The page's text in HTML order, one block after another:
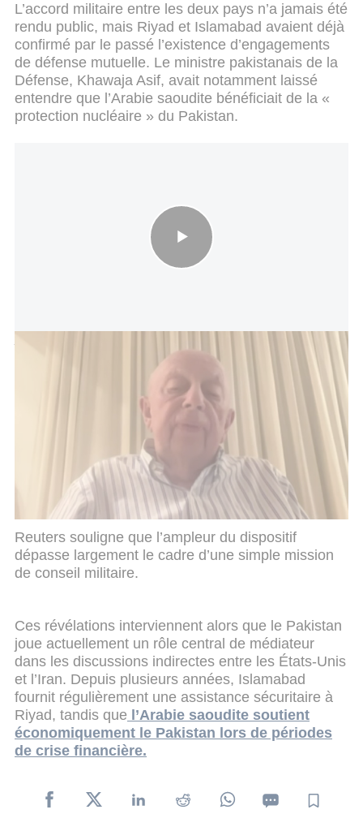
L’accord militaire entre les deux pays n’a jamais été
rendu public, mais Riyad et Islamabad avaient déjà
confirmé par le passé l’existence d’engagements
de défense mutuelle. Le ministre pakistanais de la
Défense, Khawaja Asif, avait notamment laissé
entendre que l’Arabie saoudite bénéficiait de la «
protection nucléaire » du Pakistan.
Avi Pazner : « Sans menace militaire concrète, l’Iran ne donnera
Une source gouvernementale citée par Reuters
affirme que cet accord pourrait permettre le
déploiement de jusqu’à 80 000 soldats pakistanais
afin de renforcer la sécurité des frontières
saoudiennes aux côtés des forces locales.
Reuters souligne que l’ampleur du dispositif
dépasse largement le cadre d’une simple mission
de conseil militaire.
Ces révélations interviennent alors que le Pakistan
joue actuellement un rôle central de médiateur
dans les discussions indirectes entre les États-Unis
et l’Iran. Depuis plusieurs années, Islamabad
fournit régulièrement une assistance sécuritaire à
Riyad, tandis que l’Arabie saoudite soutient
économiquement le Pakistan lors de périodes
de crise financière.